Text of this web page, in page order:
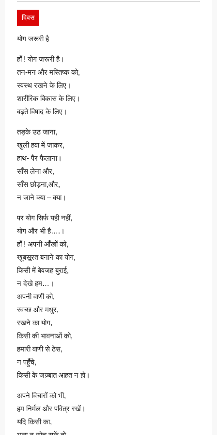
दिवस
योग जरूरी है
हाँ ! योग जरूरी है।
तन-मन और मस्तिष्क को,
स्वस्थ रखने के लिए।
शारीरिक विकास के लिए।
बढ़ते विषाद के लिए।
तड़के उठ जाना,
खुली हवा में जाकर,
हाथ- पैर फैलाना।
साँस लेना और,
साँस छोड़ना,और,
न जाने क्या – क्या।
पर योग सिर्फ यही नहीं,
योग और भी है….।
हाँ ! अपनी आँखों को,
खूबसूरत बनाने का योग,
किसी में बेवजह बुराई,
न देखे हम…।
अपनी वाणी को,
स्वच्छ और मधुर,
रखने का योग,
किसी की भावनाओं को,
हमारी वाणी से ठेस,
न पहुँचे,
किसी के जज़्बात आहत न हो।
अपने विचारों को भी,
हम निर्मल और पवित्र रखें।
यदि किसी का,